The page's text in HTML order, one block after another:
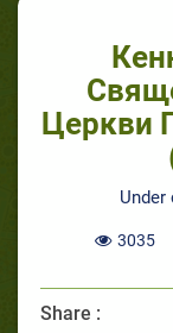
Церкви
Under
3035
Share :